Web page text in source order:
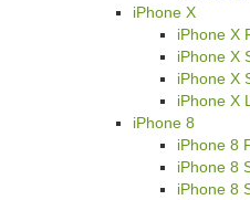
iPhone X
iPhone X
iPhone X
iPhone X
iPhone X
iPhone 8
iPhone 8
iPhone 8
iPhone 8